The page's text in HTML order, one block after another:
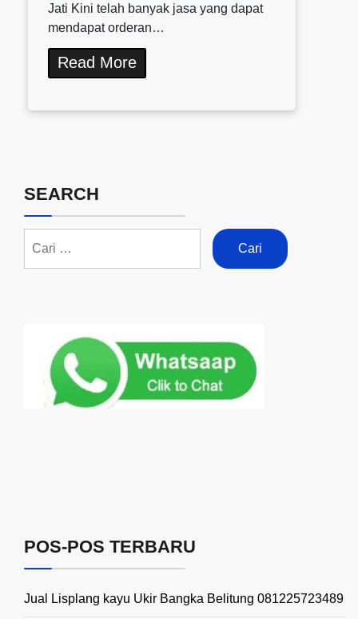
Jati Kini telah banyak jasa yang dapat
mendapat orderan…
Read More
SEARCH
POS-POS TERBARU
Jual Lisplang kayu Ukir Bangka Belitung 081225723489